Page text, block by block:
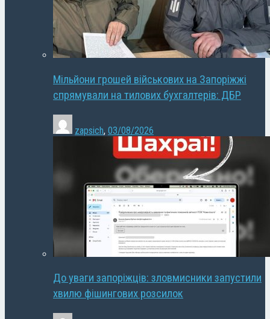
Мільйони грошей військових на Запоріжжі
спрямували на тилових бухгалтерів: ДБР
zapsich, 03/08/2026
До уваги запоріжців: зловмисники запустили
хвилю фішингових розсилок